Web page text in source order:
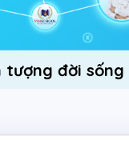
tượng đời sống